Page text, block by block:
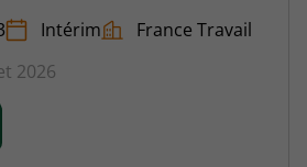
Intérim
France Travail
2026